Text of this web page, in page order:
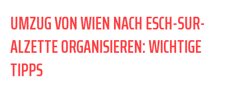
UMZUG VON WIEN NACH ESCH-SUR-
ALZETTE ORGANISIEREN: WICHTIGE
TIPPS